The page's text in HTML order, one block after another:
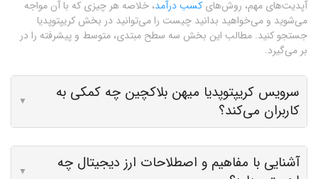
آپدیت‌های مهم، روش‌های کسب درآمد، خلاصه هر چیزی که با آن مواجه
می‌شوید و می‌خواهید بدانید چیست را می‌توانید در بخش کریپتوپدیا
جستجو کنید. مطالب این بخش سه سطح مبتدی، متوسط و پیشرفته را در
بر می‌گیرد.
سرویس کریپتوپدیا میهن بلاکچین چه کمکی به
کاربران می‌کند؟
▼
آشنایی با مفاهیم و اصطلاحات ارز دیجیتال چه
▼